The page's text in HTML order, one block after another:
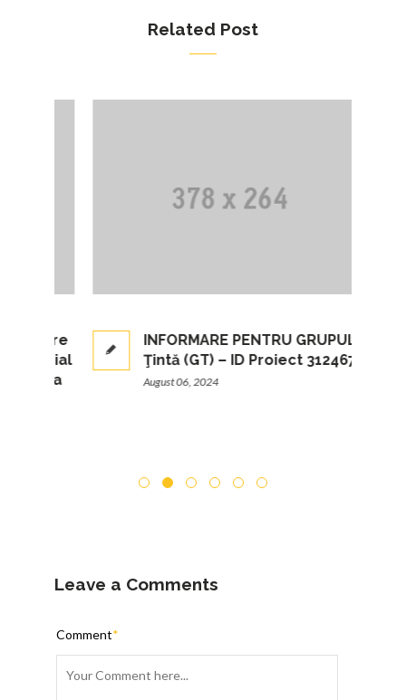
Related Post
INFORMARE PENTRU GRUPUL
Ţintă (GT) – ID Proiect 312467
August 06, 2024
Leave a Comments
Comment*